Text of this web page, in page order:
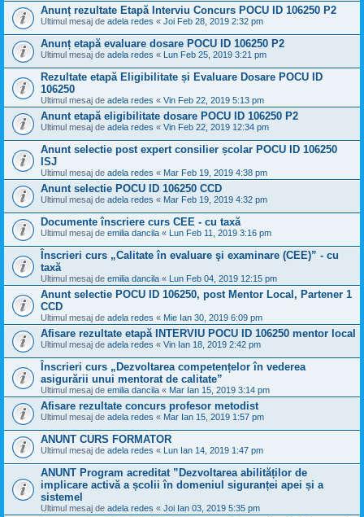
Anunț rezultate Etapă Interviu Concurs POCU ID 106250 P2
Ultimul mesaj de adela redes « Joi Feb 28, 2019 2:32 pm
Anunț etapă evaluare dosare POCU ID 106250 P2
Ultimul mesaj de adela redes « Lun Feb 25, 2019 3:21 pm
Rezultate etapă Eligibilitate și Evaluare Dosare POCU ID
106250
Ultimul mesaj de adela redes « Vin Feb 22, 2019 5:13 pm
Anunt etapă eligibilitate dosare POCU ID 106250 P2
Ultimul mesaj de adela redes « Vin Feb 22, 2019 12:34 pm
Anunt selectie post expert consilier școlar POCU ID 106250
ISJ
Ultimul mesaj de adela redes « Mar Feb 19, 2019 4:38 pm
Anunt selectie POCU ID 106250 CCD
Ultimul mesaj de adela redes « Mar Feb 19, 2019 4:32 pm
Documente înscriere curs CEE - cu taxă
Ultimul mesaj de emilia dancila « Lun Feb 11, 2019 3:16 pm
Înscrieri curs „Calitate în evaluare şi examinare (CEE)” - cu
taxă
Ultimul mesaj de emilia dancila « Lun Feb 04, 2019 12:15 pm
Anunt selectie POCU ID 106250, post Mentor Local, Partener 1
CCD
Ultimul mesaj de adela redes « Mie Ian 30, 2019 6:09 pm
Afisare rezultate etapă INTERVIU POCU ID 106250 mentor local
Ultimul mesaj de adela redes « Vin Ian 18, 2019 2:42 pm
Înscrieri curs „Dezvoltarea competențelor în vederea
asigurării unui mentorat de calitate”
Ultimul mesaj de emilia dancila « Mar Ian 15, 2019 3:14 pm
Afisare rezultate concurs profesor metodist
Ultimul mesaj de adela redes « Mar Ian 15, 2019 1:57 pm
ANUNT CURS FORMATOR
Ultimul mesaj de adela redes « Lun Ian 14, 2019 1:47 pm
ANUNT Program acreditat ”Dezvoltarea abilităților de
implicare activă a școlii în domeniul siguranței apei și a
sistemel
Ultimul mesaj de adela redes « Joi Ian 03, 2019 5:35 pm